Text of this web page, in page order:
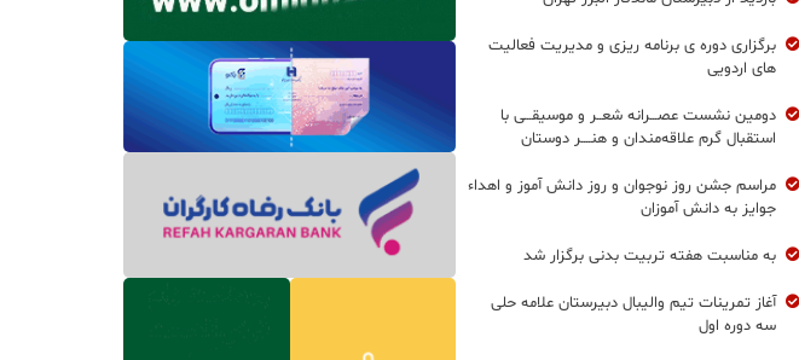
برگزاری دوره ی برنامه ریزی و مدیریت فعالیت
های اردویی
دومین نشست عصـــرانه شعــر و موسیقـــی با
استقبال گرم علاقه‌مندان و هنــــر دوستان
مراسم جشن روز نوجوان و روز دانش آموز و اهداء
جوایز به دانش آموزان
به مناسبت هفته تربیت بدنی برگزار شد
آغاز تمرینات تیم والیبال دبیرستان علامه حلی
سه دوره اول